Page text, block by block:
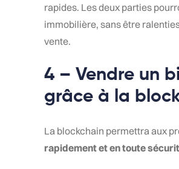
rapides. Les deux parties
immobilière, sans être
vente.
4 – Vendre un
grâce à la
La blockchain permettra aux
rapidement et en toute